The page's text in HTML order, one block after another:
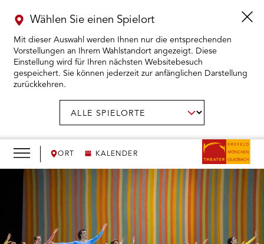
ORT KALENDER
Wählen Sie einen Spielort
Mit dieser Auswahl werden Ihnen nur die entsprechenden
Vorstellungen an Ihrem Wahlstandort angezeigt. Diese
Einstellung wird für Ihren nächsten Websitebesuch
gespeichert. Sie können jederzeit zur anfänglichen Darstellung
zurückkehren.
KARTENKAUF ÖFFNEN
WIR ÖFFNEN
DAS THEATER ÖFFNEN